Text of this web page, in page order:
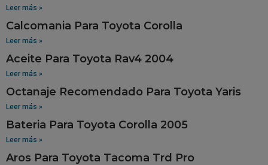
Leer más »
Calcomania Para Toyota Corolla
Leer más »
Aceite Para Toyota Rav4 2004
Leer más »
Octanaje Recomendado Para Toyota Yaris
Leer más »
Bateria Para Toyota Corolla 2005
Leer más »
Aros Para Toyota Tacoma Trd Pro